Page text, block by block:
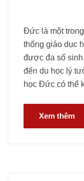
Đức là một
thống giáo dục
được đa số
đến du học lý
học Đức có thể
Xem thêm